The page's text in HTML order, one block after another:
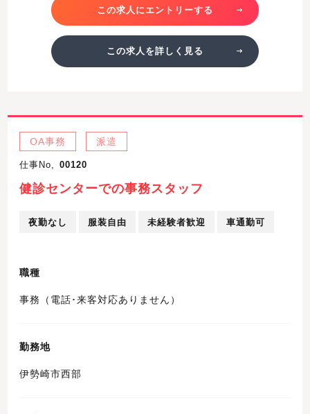
この求人にエントリーする
この求人を詳しく見る
OA事務 派遣
仕事No, 00120
健診センターでの事務スタッフ
夜勤なし 服装自由 未経験者歓迎 車通勤可
職種
事務（電話･来客対応ありません）
勤務地
伊勢崎市西部